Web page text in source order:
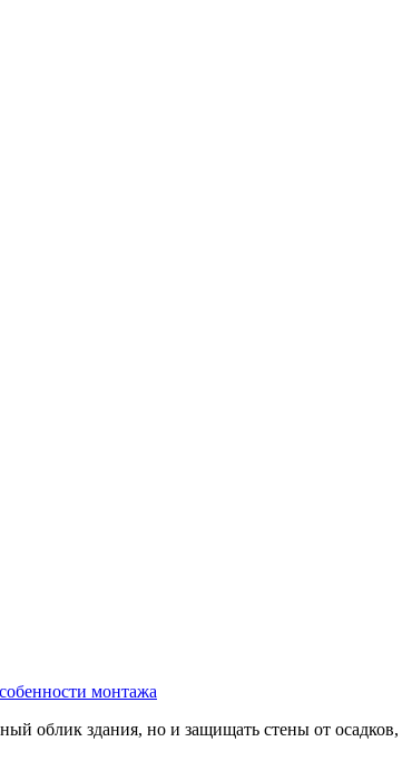
облик здания, но и защищать стены от